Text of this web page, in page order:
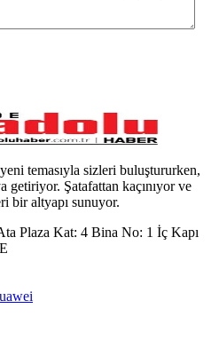
temasıyla sizleri buluştururken,
getiriyor. Şatafattan kaçınıyor ve
bir altyapı sunuyor.
Plaza Kat: 4 Bina No: 1 İç Kapı